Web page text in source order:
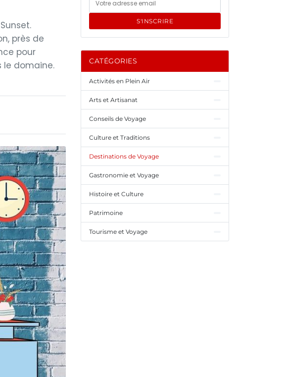
près de
pour
le domaine.
S'INSCRIRE
CATÉGORIES
Activités en Plein Air
Arts et Artisanat
Conseils de Voyage
Culture et Traditions
Destinations de Voyage
Gastronomie et Voyage
Histoire et Culture
Patrimoine
Tourisme et Voyage